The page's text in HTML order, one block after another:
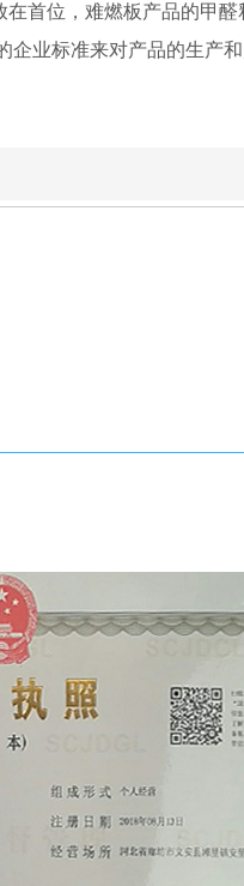
首位，难燃板产品的甲醛
企业标准来对产品的生产